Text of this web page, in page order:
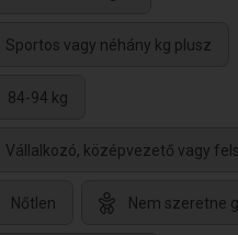
Sportos vagy néhány kg plusz
84-94 kg
Vállalkozó, középvezető vagy
Nőtlen Nem szeretne